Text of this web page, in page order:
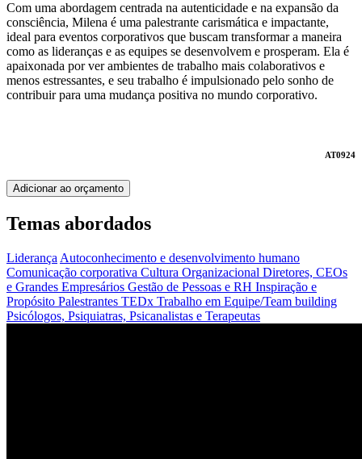
Com uma abordagem centrada na autenticidade e na expansão da
consciência, Milena é uma palestrante carismática e impactante,
ideal para eventos corporativos que buscam transformar a maneira
como as lideranças e as equipes se desenvolvem e prosperam. Ela é
apaixonada por ver ambientes de trabalho mais colaborativos e
menos estressantes, e seu trabalho é impulsionado pelo sonho de
contribuir para uma mudança positiva no mundo corporativo.
AT0924
Adicionar ao orçamento
Temas abordados
Liderança Autoconhecimento e desenvolvimento humano
Comunicação corporativa Cultura Organizacional Diretores, CEOs
e Grandes Empresários Gestão de Pessoas e RH Inspiração e
Propósito Palestrantes TEDx Trabalho em Equipe/Team building
Psicólogos, Psiquiatras, Psicanalistas e Terapeutas